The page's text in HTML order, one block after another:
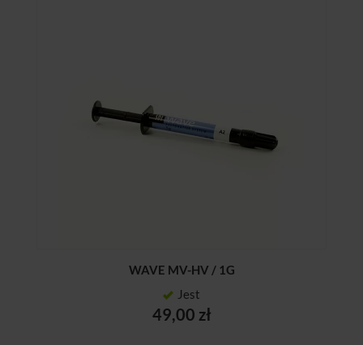
WAVE MV-HV / 1G
Jest
49,00 zł